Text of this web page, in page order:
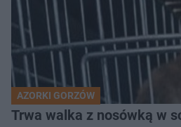
AZORKI GORZÓW
Trwa walka z nosówką w